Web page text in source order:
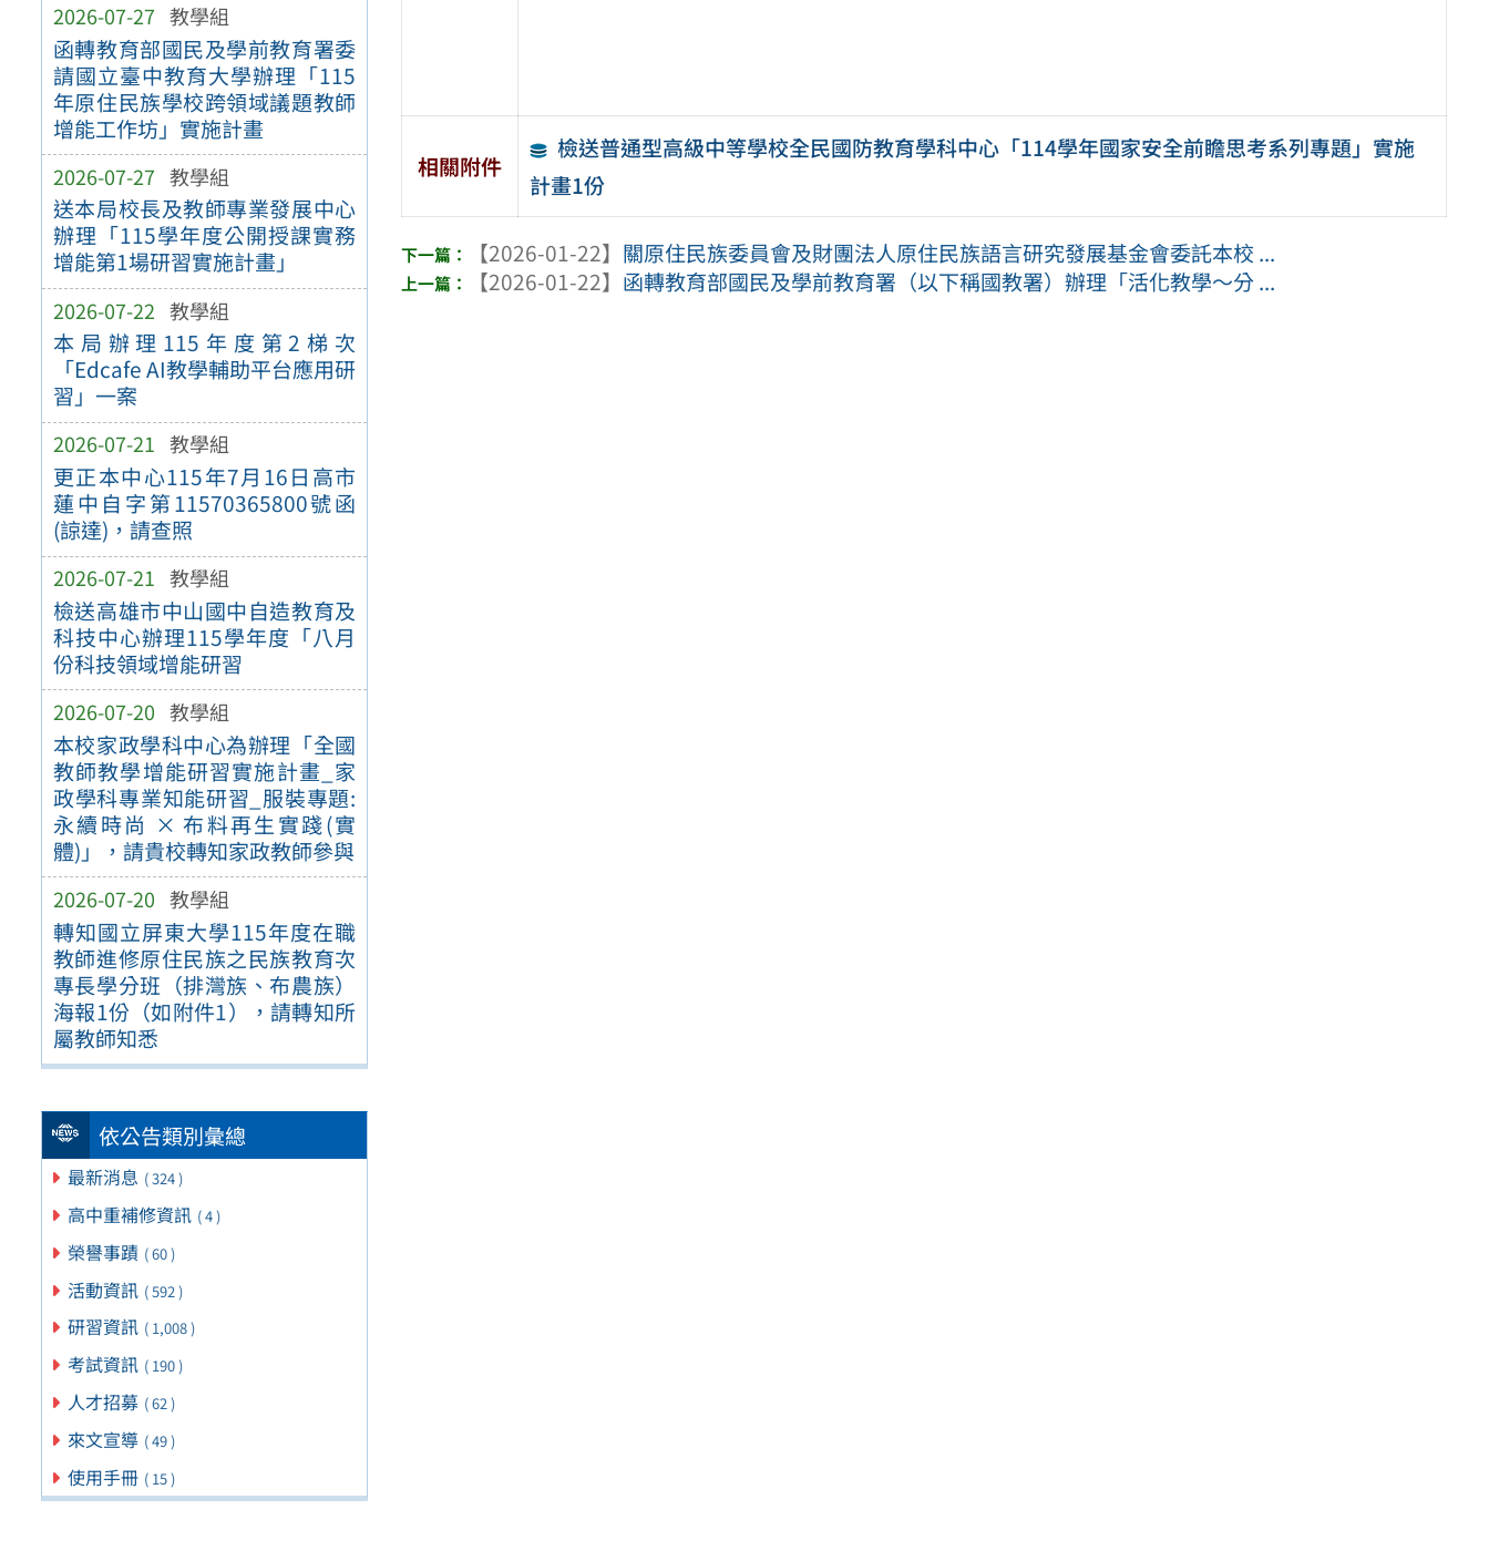
2026-07-27 教學組
函轉教育部國民及學前教育署委
請國立臺中教育大學辦理「115
年原住民族學校跨領域議題教師
增能工作坊」實施計畫
2026-07-27 教學組
送本局校長及教師專業發展中心
辦理「115學年度公開授課實務
增能第1場研習實施計畫」
2026-07-22 教學組
本局辦理115年度第2梯次
「Edcafe AI教學輔助平台應用研
習」一案
2026-07-21 教學組
更正本中心115年7月16日高市
蓮中自字第11570365800號函
(諒達)，請查照
2026-07-21 教學組
檢送高雄市中山國中自造教育及
科技中心辦理115學年度「八月
份科技領域增能研習
2026-07-20 教學組
本校家政學科中心為辦理「全國
教師教學增能研習實施計畫_家
政學科專業知能研習_服裝專題:
永續時尚 × 布料再生實踐(實
體)」，請貴校轉知家政教師參與
2026-07-20 教學組
轉知國立屏東大學115年度在職
教師進修原住民族之民族教育次
專長學分班（排灣族、布農族）
海報1份（如附件1），請轉知所
屬教師知悉
依公告類別彙總
最新消息 ( 324 )
高中重補修資訊 ( 4 )
榮譽事蹟 ( 60 )
活動資訊 ( 592 )
研習資訊 ( 1,008 )
考試資訊 ( 190 )
人才招募 ( 62 )
來文宣導 ( 49 )
使用手冊 ( 15 )
相關附件
檢送普通型高級中等學校全民國防教育學科中心「114學年國家安全前瞻思考系列專題」實施
計畫1份
【2026-01-22】 關原住民族委員會及財團法人原住民族語言研究發展基金會委託本校 ...
【2026-01-22】 函轉教育部國民及學前教育署（以下稱國教署）辦理「活化教學～分 ...